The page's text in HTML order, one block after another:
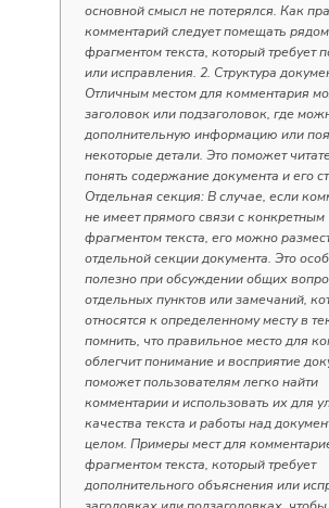
основной смысл не потерялся. Как
комментарий следует помещать
фрагментом текста, который требует
или исправления. 2. Структура
Отличным местом для комментария
заголовок или подзаголовок, где
дополнительную информацию или
некоторые детали. Это поможет
понять содержание документа и его
Отдельная секция: В случае, если
не имеет прямого связи с конкретным
фрагментом текста, его можно
отдельной секции документа. Это
полезно при обсуждении общих
отдельных пунктов или замечаний,
относятся к определенному месту в
помнить, что правильное место для
облегчит понимание и восприятие
поможет пользователям легко найти
комментарии и использовать их для
качества текста и работы над
целом. Примеры мест для
фрагментом текста, который требует
дополнительного объяснения или